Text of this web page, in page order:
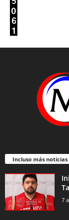
Incluso más noticias
7